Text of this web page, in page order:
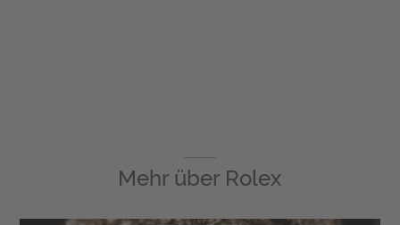
Mehr über Rolex